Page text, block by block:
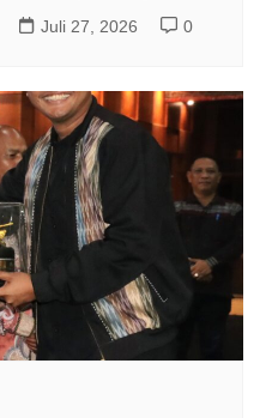
Juli 27, 2026 0